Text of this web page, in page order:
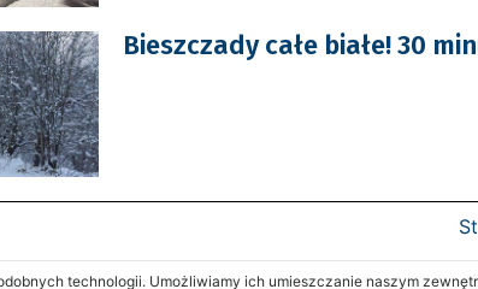
Bieszczady całe białe! 30
technologii. Umożliwiamy ich umieszczanie naszym